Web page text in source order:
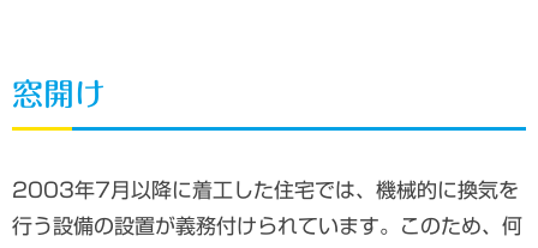
窓開け
2003年7月以降に着工した住宅では、機械的に換気を
行う設備の設置が義務付けられています。このため、何